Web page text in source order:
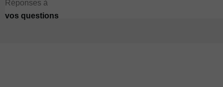
Réponses à
vos questions